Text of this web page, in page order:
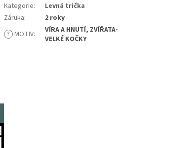
Kategorie:
Levná trička
Záruka:
2 roky
? MOTIV:
VÍRA A HNUTÍ, ZVÍŘATA-
VELKÉ KOČKY